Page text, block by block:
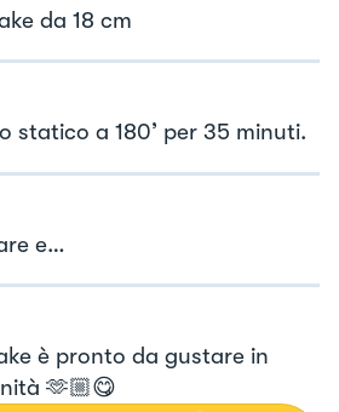
da 18 cm
statico a 180’ per 35 minuti.
e…
è pronto da gustare in
🫶🏼😋